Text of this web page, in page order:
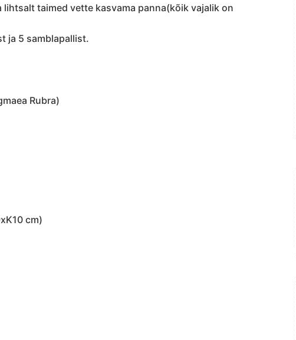
taimed vette kasvama panna(kõik vajalik on
ja 5 samblapallist.
Rubra)
cm)